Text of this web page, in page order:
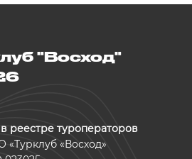
"Восход"
реестре туроператоров
«Турклуб «Восход»